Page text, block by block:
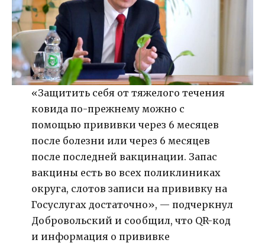
«Защитить себя от тяжелого течения
ковида по-прежнему можно с
помощью прививки через 6 месяцев
после болезни или через 6 месяцев
после последней вакцинации. Запас
вакцины есть во всех поликлиниках
округа, слотов записи на прививку на
Госуслугах достаточно», — подчеркнул
Добровольский и сообщил, что QR-код
и информация о прививке